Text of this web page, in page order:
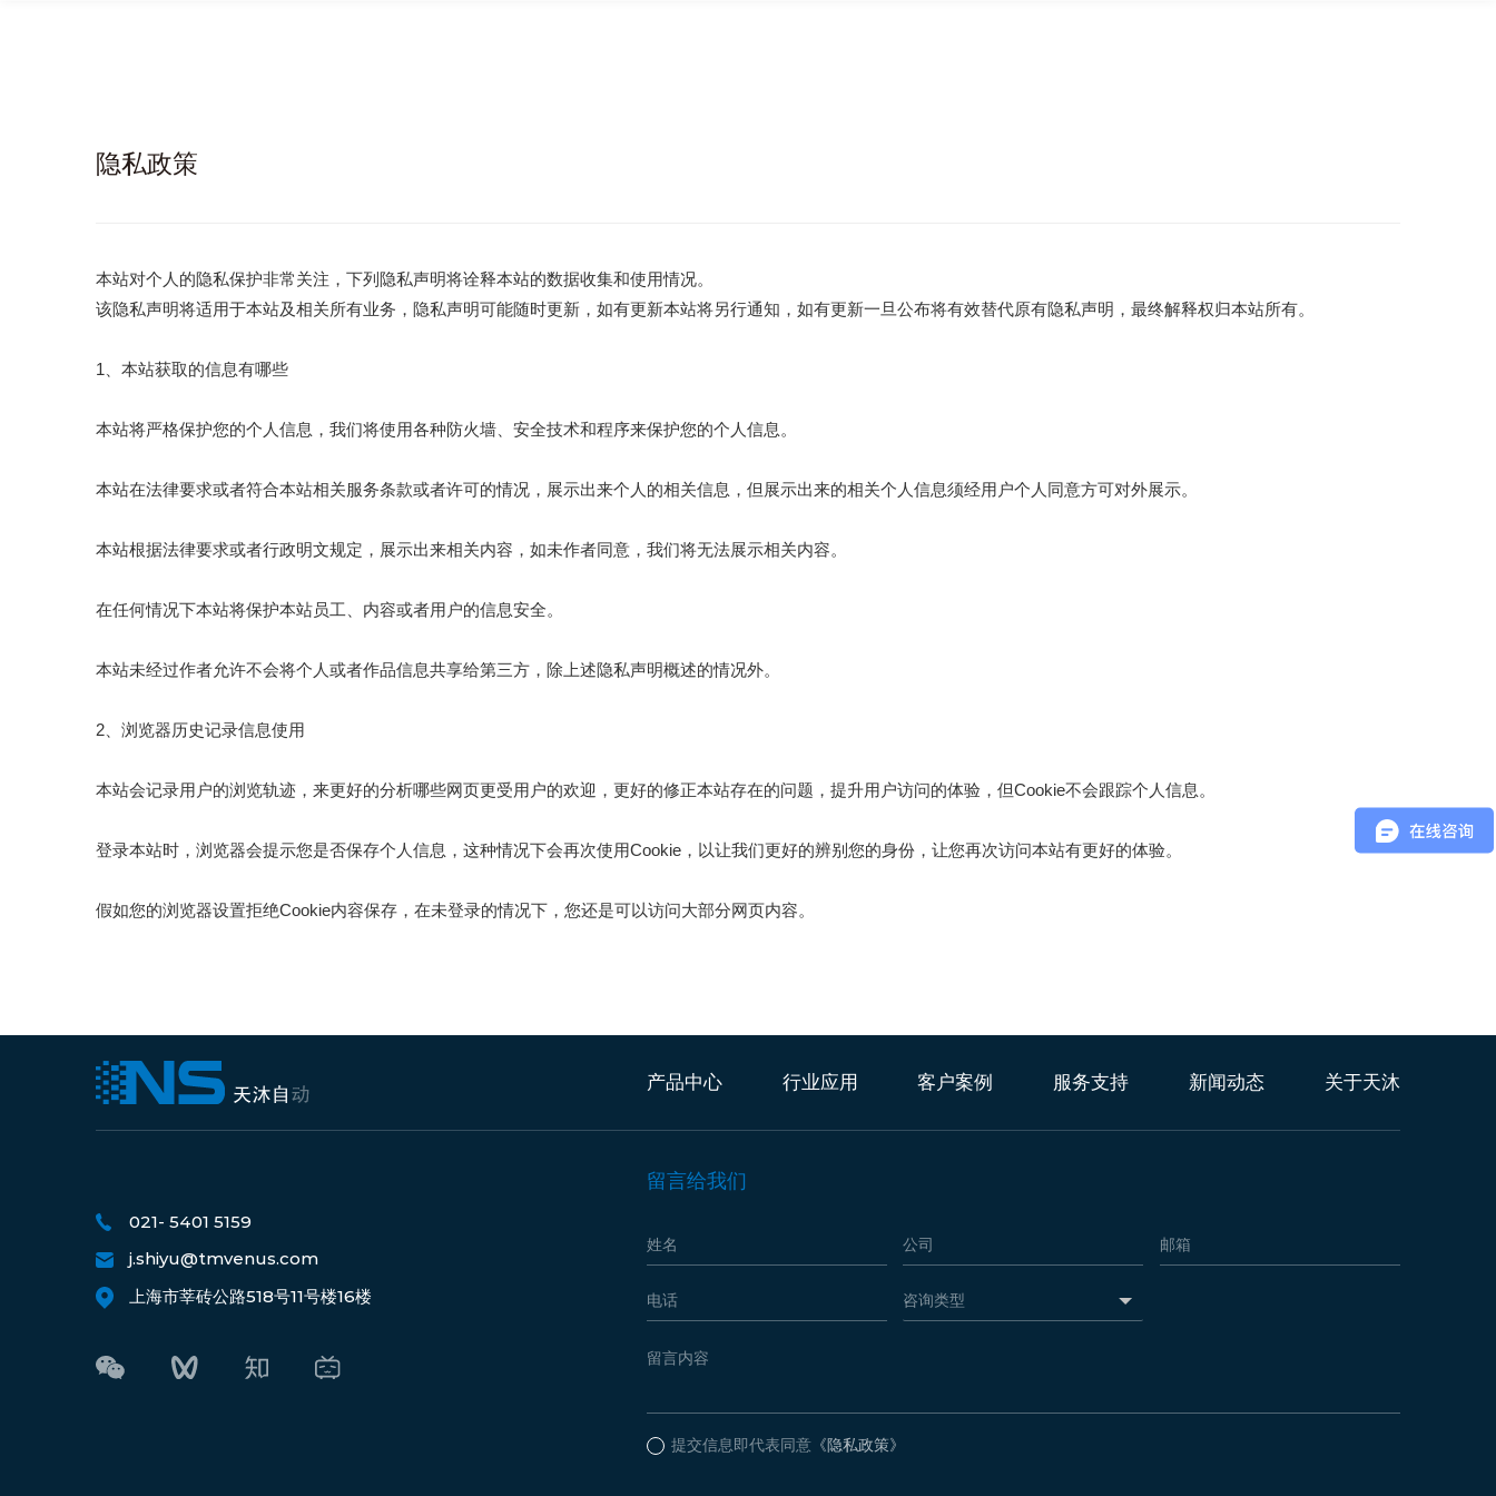
隐私政策
本站对个人的隐私保护非常关注，下列隐私声明将诠释本站的数据收集和使用情况。
该隐私声明将适用于本站及相关所有业务，隐私声明可能随时更新，如有更新本站将另行通知，如有更新一旦公布将有效替代原有隐私声明，最终解释权归本站所有。
1、本站获取的信息有哪些
本站将严格保护您的个人信息，我们将使用各种防火墙、安全技术和程序来保护您的个人信息。
本站在法律要求或者符合本站相关服务条款或者许可的情况，展示出来个人的相关信息，但展示出来的相关个人信息须经用户个人同意方可对外展示。
本站根据法律要求或者行政明文规定，展示出来相关内容，如未作者同意，我们将无法展示相关内容。
在任何情况下本站将保护本站员工、内容或者用户的信息安全。
本站未经过作者允许不会将个人或者作品信息共享给第三方，除上述隐私声明概述的情况外。
2、浏览器历史记录信息使用
本站会记录用户的浏览轨迹，来更好的分析哪些网页更受用户的欢迎，更好的修正本站存在的问题，提升用户访问的体验，但Cookie不会跟踪个人信息。
登录本站时，浏览器会提示您是否保存个人信息，这种情况下会再次使用Cookie，以让我们更好的辨别您的身份，让您再次访问本站有更好的体验。
假如您的浏览器设置拒绝Cookie内容保存，在未登录的情况下，您还是可以访问大部分网页内容。
产品中心 行业应用 客户案例 服务支持 新闻动态 关于天沐
021- 5401 5159
j.shiyu@tmvenus.com
上海市莘砖公路518号11号楼16楼
留言给我们
提交信息即代表同意 《隐私政策》